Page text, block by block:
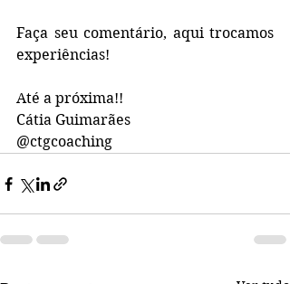
Faça seu comentário, aqui trocamos
experiências!
Até a próxima!!
Cátia Guimarães
@ctgcoaching